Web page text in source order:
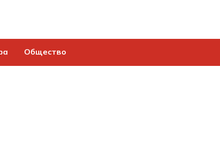
Общество